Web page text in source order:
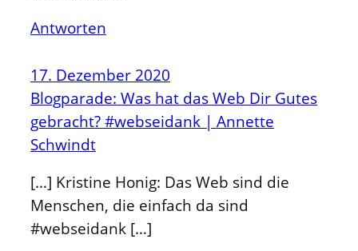
Antworten
17. Dezember 2020
Blogparade: Was hat das Web Dir Gutes
gebracht? #webseidank | Annette
Schwindt
[…] Kristine Honig: Das Web sind die
Menschen, die einfach da sind
#webseidank […]